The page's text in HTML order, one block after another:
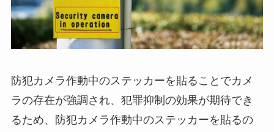
防犯カメラ作動中のステッカーを貼ることでカメ
ラの存在が強調され、犯罪抑制の効果が期待でき
るため、防犯カメラ作動中のステッカーを貼るの